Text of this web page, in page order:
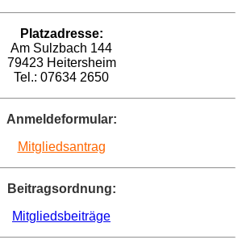
Platzadresse:
Am Sulzbach 144
79423 Heitersheim
Tel.: 07634 2650
Anmeldeformular:
Mitgliedsantrag
Beitragsordnung:
Mitgliedsbeiträge